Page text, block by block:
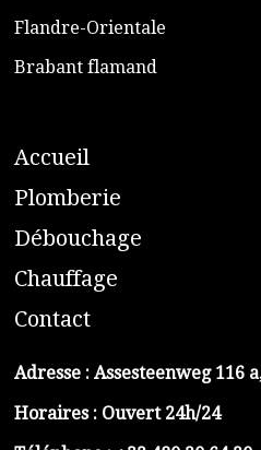
​Flandre-Orientale
​Brabant flamand
Accueil
​Plomberie
Débouchage
Chauffage
Contact
Adresse : Assesteenweg 116
Horaires : Ouvert 24h/24